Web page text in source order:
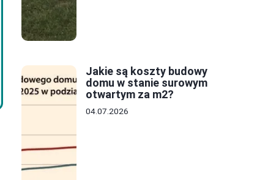
Jakie są koszty budowy
domu w stanie surowym
otwartym za m2?
04.07.2026